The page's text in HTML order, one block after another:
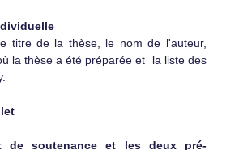
titre de la thèse, le nom de l'auteur,
la thèse a été préparée et la liste des
de soutenance et les deux pré-